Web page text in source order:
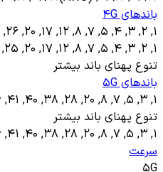
باندهای 4G
1, 2, 3, 4, 5, 7, 8, 12, 17, 20, 26, 28, 32, 38, 40, 41, 66
1, 2, 3, 4, 5, 7, 8, 12, 17, 20, 25, 26, 28, 32, 38, 40, 41, 66
تنوع پهنای باند بیشتر
باندهای 5G
1, 3, 5, 7, 8, 20, 28, 38, 40, 41, 66, 77, 78, SA, NSA, SUB6
تنوع پهنای باند بیشتر
1, 3, 5, 7, 8, 20, 28, 38, 40, 41, 66, 77, SA, NSA
سرعت
5G